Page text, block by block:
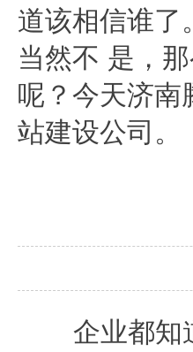
道该相信谁了
当然不 是，
呢？今天济南
站建设公司。
企业都知道